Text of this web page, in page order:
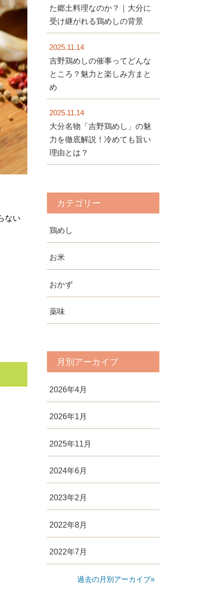
ない
た郷土料理なのか？｜大分に
受け継がれる鶏めしの背景
2025.11.14
吉野鶏めしの催事ってどんな
ところ？魅力と楽しみ方まと
め
2025.11.14
大分名物「吉野鶏めし」の魅
力を徹底解説！冷めても旨い
理由とは？
カテゴリー
鶏めし
お米
おかず
薬味
月別アーカイブ
2026年4月
2026年1月
2025年11月
2024年6月
2023年2月
2022年8月
2022年7月
過去の月別アーカイブ»